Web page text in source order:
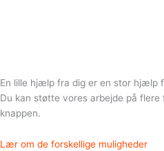
En lille hjælp fra dig er en stor hjælp
Du kan støtte vores arbejde på flere
knappen.
Lær om de forskellige muligheder